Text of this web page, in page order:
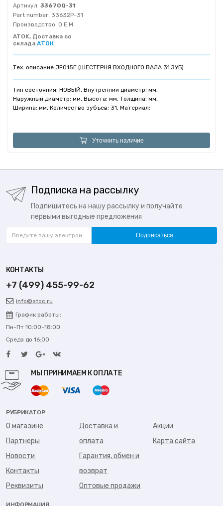
Артикул: 33670Q-31
Part number: 33632P-31
Производство: O.E.M.
ATOK, Доставка со
склада АТОК
Тех. описание:JF015E (ШЕСТЕРНЯ ВХОДНОГО ВАЛА 31 ЗУБ)
Тип состояния: НОВЫЙ, Внутренний диаметр: мм,
Наружный диаметр: мм, Высота: мм, Толщина: мм,
Ширина: мм, Количество зубъев: 31, Материал:
Уточнить наличие
Подписка на рассылку
Подпишитесь на нашу рассылку и получайте
первыми выгодные предложения
Подписаться
КОНТАКТЫ
+7 (499) 455-99-62
info@atoc.ru
График работы:
Пн-Пт 10:00-18:00
Среда до 16:00
МЫ ПРИНИМАЕМ К ОПЛАТЕ
РУБРИКАТОР
О магазине
Партнеры
Новости
Контакты
Реквизиты
Доставка и
оплата
Гарантия, обмен и
возврат
Оптовые продажи
Акции
Карта сайта
ИНФОРМАЦИЯ